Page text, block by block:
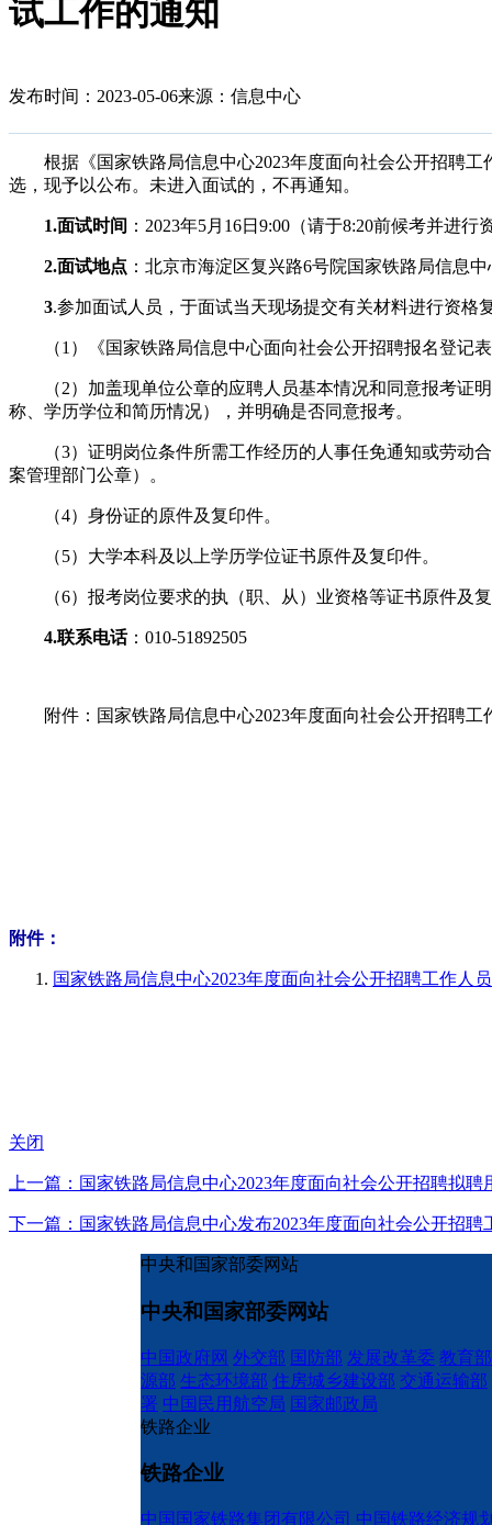
试工作的通知
发布时间：2023-05-06来源：信息中心
根据《国家铁路局信息中心2023年度面向社会公开招聘工
选，现予以公布。未进入面试的，不再通知。
1.面试时间 ：2023年5月16日9:00（请于8:20前候考并进行
2.面试地点 ：北京市海淀区复兴路6号院国家铁路局信息
3.参加面试人员，于面试当天现场提交有关材料进行资格
（1）《国家铁路局信息中心面向社会公开招聘报名登记
（2）加盖现单位公章的应聘人员基本情况和同意报考
称、学历学位和简历情况），并明确是否同意报考。
（3）证明岗位条件所需工作经历的人事任免通知或劳
案管理部门公章）。
（4）身份证的原件及复印件。
（5）大学本科及以上学历学位证书原件及复印件。
（6）报考岗位要求的执（职、从）业资格等证书原件及
4.联系电话：010-51892505
附件：国家铁路局信息中心2023年度面向社会公开招聘工
附件：
国家铁路局信息中心2023年度面向社会公开招聘工作人
关闭
上一篇：国家铁路局信息中心2023年度面向社会公开招聘拟聘
下一篇：国家铁路局信息中心发布2023年度面向社会公开招聘
中央和国家部委网站
中央和国家部委网站
中国政府网 外交部 国防部 发展改革委 教育部
源部 生态环境部 住房城乡建设部 交通运输部
署 中国民用航空局 国家邮政局
铁路企业
铁路企业
中国国家铁路集团有限公司 中国铁路经济规